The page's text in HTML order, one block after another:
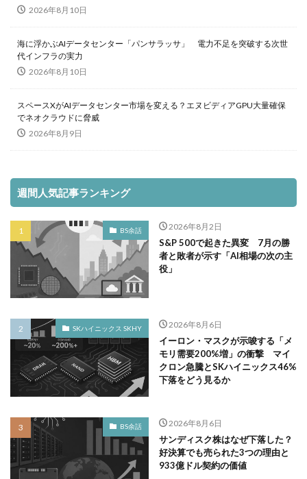
2026年8月10日
海に浮かぶAIデータセンター「パンサラッサ」 電力不足を突破する次世
代インフラの実力
2026年8月10日
スペースXがAIデータセンター市場を変える？エヌビディアGPU大量確保
でネオクラウドに脅威
2026年8月9日
週間人気記事ランキング
BS余話 2026年8月2日
S&P 500で起きた異変 7月の勝
者と敗者が示す「AI相場の次の主
役」
SKハイニックス SKHY 2026年8月6日
イーロン・マスクが示唆する「メ
モリ需要200%増」の衝撃 マイ
クロン急騰とSKハイニックス46%
下落をどう見るか
BS余話 2026年8月6日
サンディスク株はなぜ下落した？
好決算でも売られた3つの理由と
933億ドル契約の価値